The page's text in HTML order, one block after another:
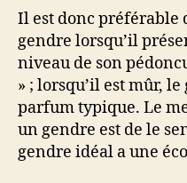
Il est donc préférable
gendre lorsqu’il
niveau de son
» ; lorsqu’il est mûr,
parfum typique. Le
un gendre est de le
gendre idéal a une